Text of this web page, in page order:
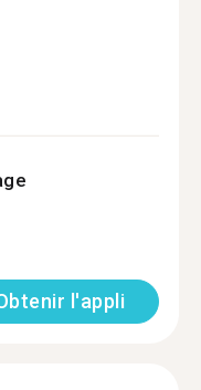
l'appli